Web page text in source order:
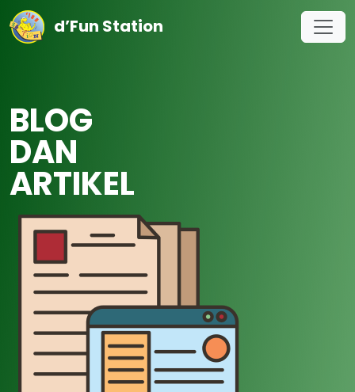
d’Fun Station
BLOG
DAN
ARTIKEL